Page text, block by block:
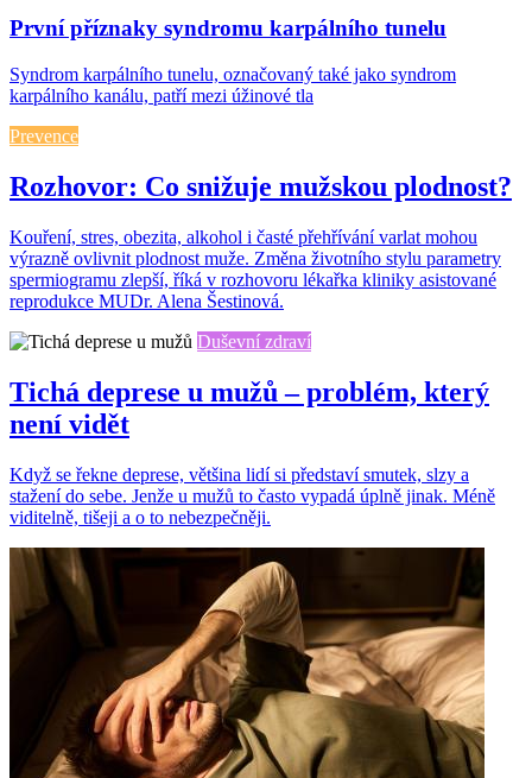
První příznaky syndromu karpálního tunelu
Syndrom karpálního tunelu, označovaný také jako syndrom
karpálního kanálu, patří mezi úžinové tla
Prevence
Rozhovor: Co snižuje mužskou plodnost?
Kouření, stres, obezita, alkohol i časté přehřívání varlat mohou
výrazně ovlivnit plodnost muže. Změna životního stylu parametry
spermiogramu zlepší, říká v rozhovoru lékařka kliniky asistované
reprodukce MUDr. Alena Šestinová.
Duševní zdraví
Tichá deprese u mužů – problém, který
není vidět
Když se řekne deprese, většina lidí si představí smutek, slzy a
stažení do sebe. Jenže u mužů to často vypadá úplně jinak. Méně
viditelně, tišeji a o to nebezpečněji.